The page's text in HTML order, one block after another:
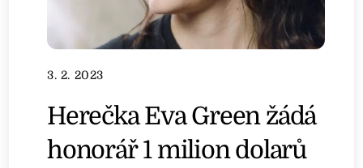
3. 2. 2023
Herečka Eva Green žádá
honorář 1 milion dolarů